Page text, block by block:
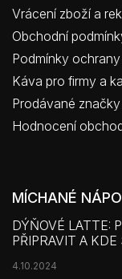
Vrácení zboží a
Obchodní
Podmínky
Káva pro firmy a
Prodávané značky
Hodnocení
MÍCHANÉ
DÝŇOVÉ LATTE:
PŘIPRAVIT A
4.10.2024